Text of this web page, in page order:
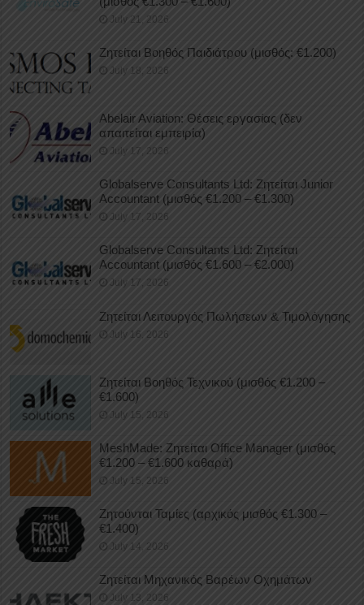
July 21, 2026
Ζητείται Βοηθός Παιδιάτρου (μισθός: €1.200)
July 18, 2026
Abelair Aviation: Θέσεις εργασίας (δεν
απαιτείται εμπειρία)
July 17, 2026
Globalserve Consultants Ltd: Ζητείται Junior
Accountant (μισθός €1.200 – €1.300)
July 17, 2026
Globalserve Consultants Ltd: Ζητείται
Accountant (μισθός €1.600 – €2.000)
July 17, 2026
Ζητείται Λειτουργός Πωλήσεων & Τιμολόγησης
July 16, 2026
Ζητείται Βοηθός Τεχνικού (μισθός €1.200 –
€1.600)
July 15, 2026
MeshMade: Ζητείται Office Manager (μισθός
€1.200 – €1.600 καθαρά)
July 15, 2026
Ζητούνται Ταμίες (αρχικός μισθός €1.300 –
€1.400)
July 14, 2026
Ζητείται Μηχανικός Βαρέων Οχημάτων
July 13, 2026